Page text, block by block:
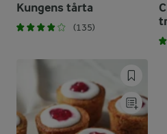
Kungens tårta
(135)